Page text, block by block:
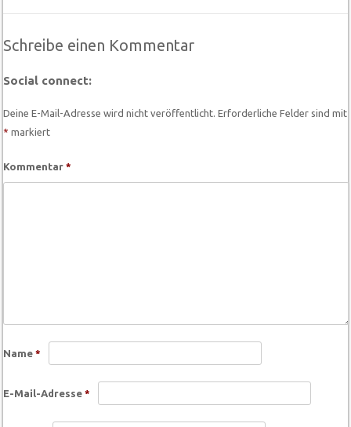
Schreibe einen Kommentar
Social connect:
Deine E-Mail-Adresse wird nicht veröffentlicht. Erforderliche Felder sind mit
* markiert
Kommentar*
Name*
E-Mail-Adresse*